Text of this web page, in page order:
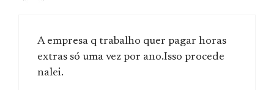
A empresa q trabalho quer pagar horas
extras só uma vez por ano.Isso procede
nalei.